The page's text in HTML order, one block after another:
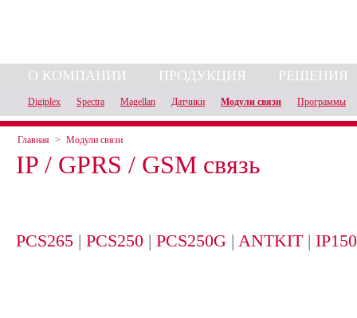
О КОМПАНИИ ПРОДУКЦИЯ РЕШЕНИЯ
Digiplex Spectra Magellan Датчики Модули связи Программы
Главная > Модули связи
IP / GPRS / GSM связь
PCS265 | PCS250 | PCS250G | ANTKIT |